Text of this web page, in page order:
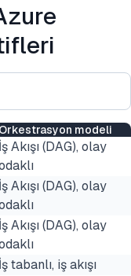
Orkestrasyon modeli
İş Akışı (DAG), olay
İş Akışı (DAG), olay
İş Akışı (DAG), olay
İş tabanlı, iş akışı